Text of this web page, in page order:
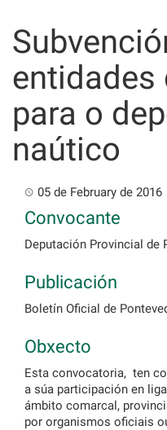
content
entidades
para o
naútico
05 de February de 2016
Convocante
Deputación Provincial de
Publicación
Boletín Oficial de
Obxecto
Esta convocatoria, ten
a súa participación en
ámbito comarcal,
por organismos oficiais